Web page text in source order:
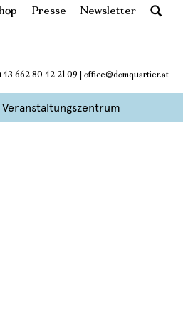
Presse Newsletter
662 80 42 21 09 | office@domquartier.at
Veranstaltungszentrum